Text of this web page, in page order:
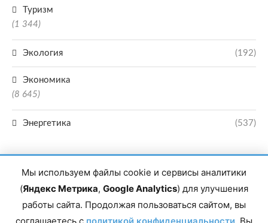
Туризм
(1 344)
Экология (192)
Экономика
(8 645)
Энергетика (537)
Главный редактор сетевого издания Магомаев Тимур Нухович. Контакты
редакции: 8(988)-292-94-34 Почта: vestiskfo@gmail.com По вопросам
Мы используем файлы cookie и сервисы аналитики
(Яндекс Метрика, Google Analytics) для улучшения
работы сайта. Продолжая пользоваться сайтом, вы